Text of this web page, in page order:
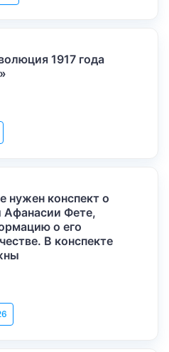
1917 года
нужен конспект о
Афанасии Фете,
о его
В конспекте